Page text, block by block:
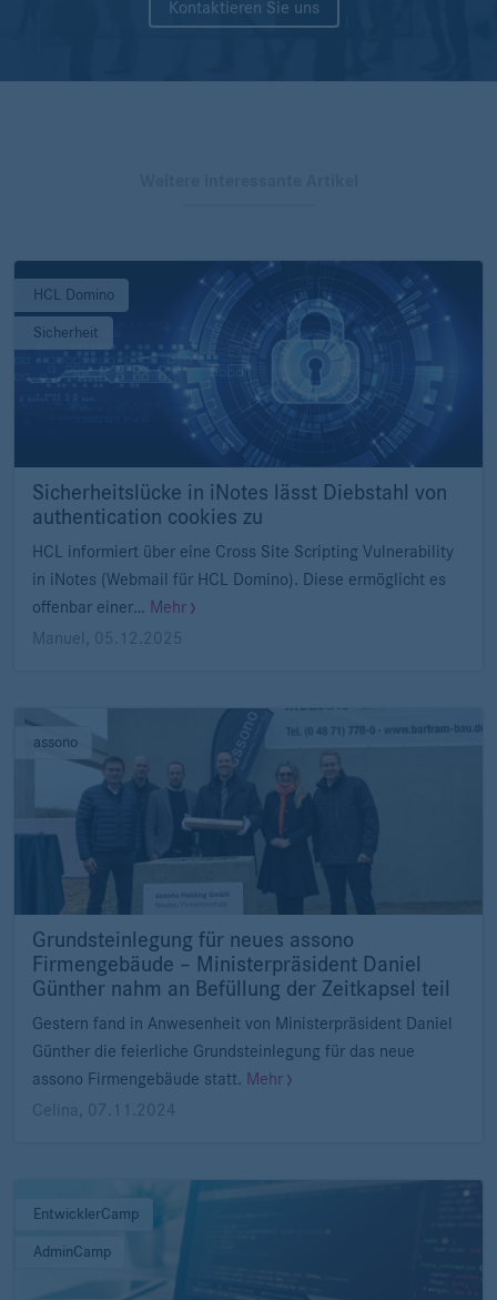
Kontaktieren Sie uns
HCL Domino
Sicherheit
Sicherheitslücke in iNotes lässt Diebstahl von
authentication cookies zu
HCL informiert über eine Cross Site Scripting Vulnerability
in iNotes (Webmail für HCL Domino). Diese ermöglicht es
offenbar einer… Mehr
Manuel
05.12.2025
assono
Grundsteinlegung für neues assono
Firmengebäude – Ministerpräsident Daniel
Günther nahm an Befüllung der Zeitkapsel teil
Gestern fand in Anwesenheit von Ministerpräsident Daniel
Günther die feierliche Grundsteinlegung für das neue
assono Firmengebäude statt. Mehr
Celina
07.11.2024
EntwicklerCamp
AdminCamp